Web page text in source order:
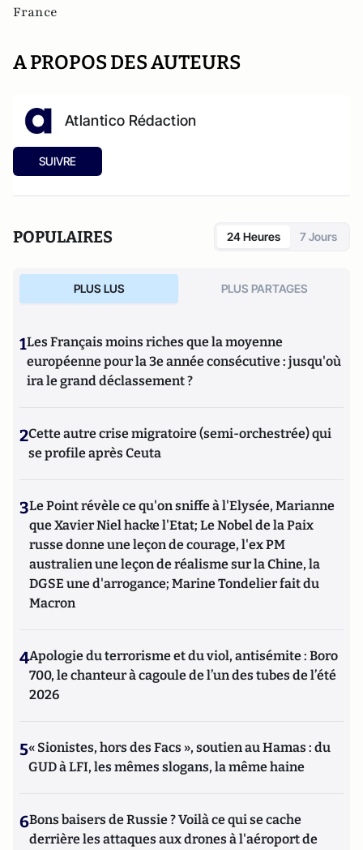
France
A PROPOS DES AUTEURS
Atlantico Rédaction
SUIVRE
POPULAIRES 24 Heures 7 Jours
PLUS LUS PLUS PARTAGES
1Les Français moins riches que la moyenne
européenne pour la 3e année consécutive : jusqu'où
ira le grand déclassement ?
2Cette autre crise migratoire (semi-orchestrée) qui
se profile après Ceuta
3Le Point révèle ce qu'on sniffe à l'Elysée, Marianne
que Xavier Niel hacke l'Etat; Le Nobel de la Paix
russe donne une leçon de courage, l'ex PM
australien une leçon de réalisme sur la Chine, la
DGSE une d'arrogance; Marine Tondelier fait du
Macron
4Apologie du terrorisme et du viol, antisémite : Boro
700, le chanteur à cagoule de l’un des tubes de l’été
2026
5« Sionistes, hors des Facs », soutien au Hamas : du
GUD à LFI, les mêmes slogans, la même haine
6Bons baisers de Russie ? Voilà ce qui se cache
derrière les attaques aux drones à l'aéroport de